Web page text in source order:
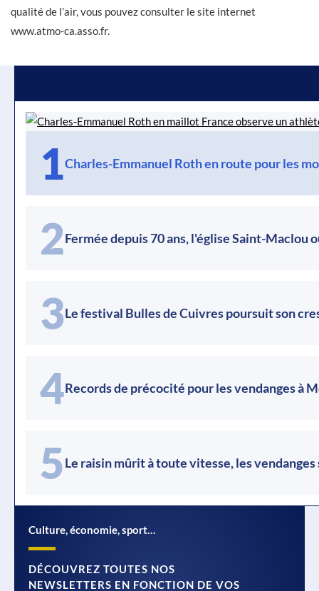
qualité de l’air, vous pouvez consulter le site internet
www.atmo-ca.asso.fr.
1Charles-Emmanuel Roth en route pour les
2Fermée depuis 70 ans, l'église Saint-Maclou
3Le festival Bulles de Cuivres poursuit son
4Records de précocité pour les vendanges à
5Le raisin mûrit à toute vitesse, les
Culture, économie, sport…
DÉCOUVREZ TOUTES NOS
NEWSLETTERS EN FONCTION DE VOS